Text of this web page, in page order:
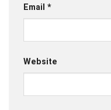
Email *
Website